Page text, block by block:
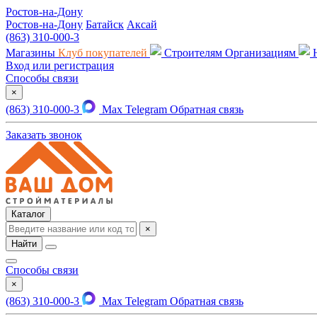
Ростов-на-Дону
Ростов-на-Дону Батайск Аксай
(863) 310-000-3
Магазины Клуб покупателей Строителям Организациям
Вход или регистрация
Способы связи
×
(863) 310-000-3 Max Telegram Обратная связь
Заказать звонок
Каталог
×
Найти
Способы связи
×
(863) 310-000-3 Max Telegram Обратная связь